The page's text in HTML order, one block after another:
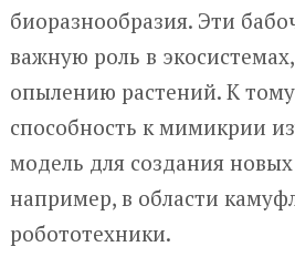
биоразнообразия. Эти
важную роль в
опылению растений. К
способность к мимикрии
модель для создания
например, в области
робототехники.